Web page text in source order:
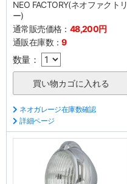
NEO FACTORY(ネオファクトリ
ー)
通常販売価格： 48,200円
通販在庫数：9
数量：
ネオガレージ在庫数確認
詳細ページ